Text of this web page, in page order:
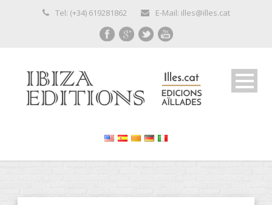
Tel: (+34) 619281862 E-Mail: illes@illes.cat